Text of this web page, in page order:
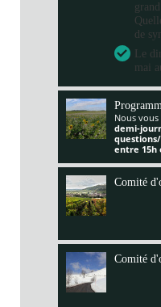
de
Le
mai
Nous
demi-
entre 15h
Comité
Comité